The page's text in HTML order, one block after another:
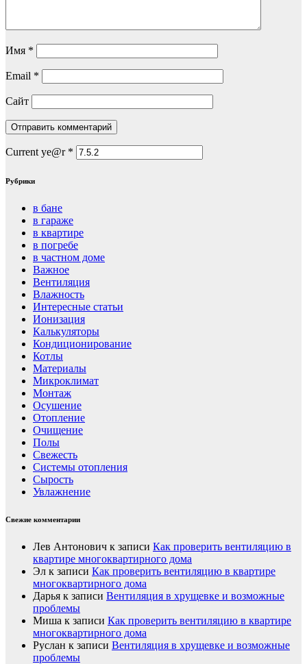
Имя *
Email *
Сайт
Current ye@r *
Рубрики
в бане
в гараже
в квартире
в погребе
в частном доме
Важное
Вентиляция
Влажность
Интересные статьи
Ионизация
Калькуляторы
Кондиционирование
Котлы
Материалы
Микроклимат
Монтаж
Осушение
Отопление
Очищение
Полы
Свежесть
Системы отопления
Сырость
Увлажнение
Свежие комментарии
Лев Антонович к записи Как проверить вентиляцию в
квартире многоквартирного дома
Эл к записи Как проверить вентиляцию в квартире
многоквартирного дома
Дарья к записи Вентиляция в хрущевке и возможные
проблемы
Миша к записи Как проверить вентиляцию в квартире
многоквартирного дома
Руслан к записи Вентиляция в хрущевке и возможные
проблемы